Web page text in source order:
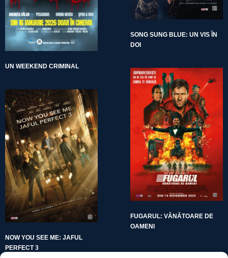
UN WEEKEND CRIMINAL
SONG SUNG BLUE: UN VIS ÎN
DOI
NOW YOU SEE ME: JAFUL
PERFECT 3
FUGARUL: VÂNĂTOARE DE
OAMENI